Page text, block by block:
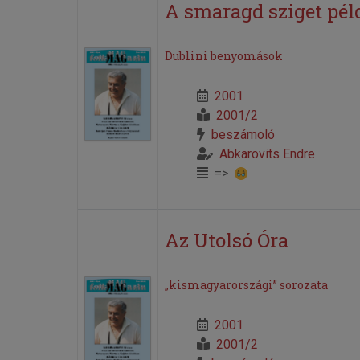
A smaragd sziget
Dublini benyomások
2001
2001/2
beszámoló
Abkarovits Endre
=>
Az Utolsó Óra
„kismagyarországi” sorozata
2001
2001/2